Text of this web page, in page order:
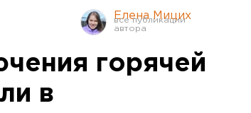
Елена Мицих
горячей
в